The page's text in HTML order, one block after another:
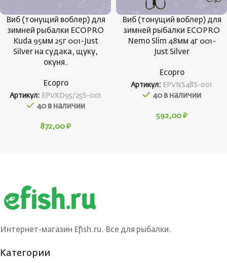
Виб (тонущий воблер) для
зимней рыбалки ECOPRO
Kuda 95мм 25г 001-Just
Silver на судака, щуку,
окуня.
Ecopro
Артикул: EPVKD95/25S-001
40 в наличии
872,00 ₽
Виб (тонущий воблер) для
зимней рыбалки ECOPRO
Nemo Slim 48мм 4г 001-
Just Silver
Ecopro
Артикул: EPVNS48S-001
40 в наличии
592,00 ₽
Интернет-магазин Efish.ru. Все для рыбалки.
Категории